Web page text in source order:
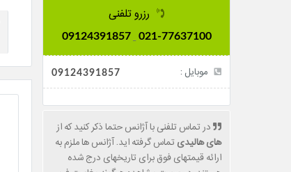
رزرو تلفنی
021-77637100
09124391857
موبایل : 09124391857
در تماس تلفنی با آژانس حتما ذکر کنید که از
های هالیدی تماس گرفته اید. آژانس ها ملزم به
ارائه قیمتهای فوق برای تاریخهای درج شده